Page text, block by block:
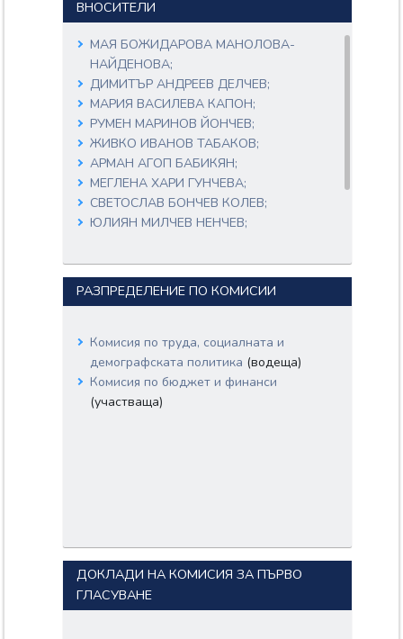
ВНОСИТЕЛИ
МАЯ БОЖИДАРОВА МАНОЛОВА-
НАЙДЕНОВА;
ДИМИТЪР АНДРЕЕВ ДЕЛЧЕВ;
МАРИЯ ВАСИЛЕВА КАПОН;
РУМЕН МАРИНОВ ЙОНЧЕВ;
ЖИВКО ИВАНОВ ТАБАКОВ;
АРМАН АГОП БАБИКЯН;
МЕГЛЕНА ХАРИ ГУНЧЕВА;
СВЕТОСЛАВ БОНЧЕВ КОЛЕВ;
ЮЛИЯН МИЛЧЕВ НЕНЧЕВ;
ГЕОРГИЕВА;
РАЗПРЕДЕЛЕНИЕ ПО КОМИСИИ
Комисия по труда, социалната и
демографската политика (водеща)
Комисия по бюджет и финанси
(участваща)
ДОКЛАДИ НА КОМИСИЯ ЗА ПЪРВО
ГЛАСУВАНЕ